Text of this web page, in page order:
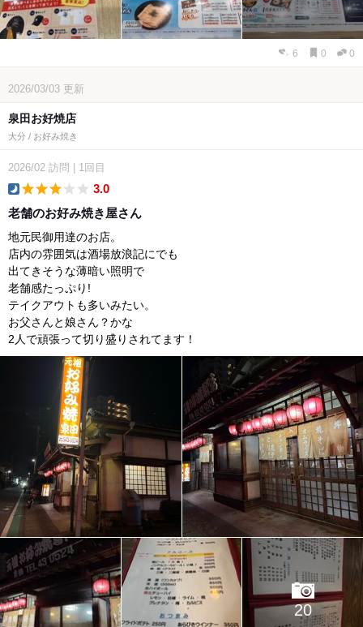
6 0 0
2026/03/03 更新
泉田お好焼店
大分 / お好み焼き
2026/02 訪問 1回目
3.0
老舗のお好み焼き屋さん
地元民御用達のお店。
店内の雰囲気は酒場放浪記にでも
出てきそうな薄暗い照明で
老舗感たっぷり!
テイクアウトも多いみたい。
お父さんと娘さん？かな
2人で頑張って切り盛りされてます！
20